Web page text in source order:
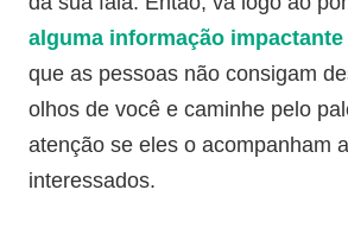
alguma informação impactante
que as pessoas não consigam
olhos de você e caminhe pelo
atenção se eles o acompanham
interessados.